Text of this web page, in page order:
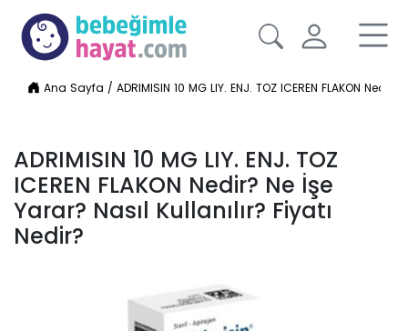
Ana Sayfa /ADRIMISIN 10 MG LIY. ENJ. TOZ ICEREN FLAKON
ADRIMISIN 10 MG LIY. ENJ. TOZ
ICEREN FLAKON Nedir? Ne İşe
Yarar? Nasıl Kullanılır? Fiyatı
Nedir?